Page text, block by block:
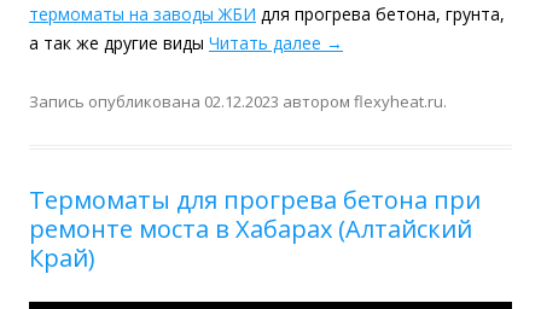
термоматы на заводы ЖБИ для прогрева бетона, грунта,
а так же другие виды Читать далее →
Запись опубликована 02.12.2023 автором flexyheat.ru.
Термоматы для прогрева бетона при
ремонте моста в Хабарах (Алтайский
Край)